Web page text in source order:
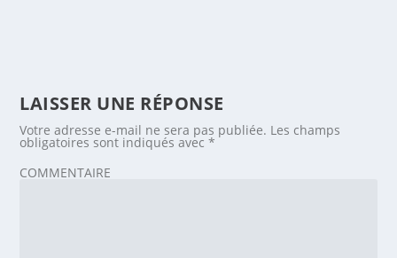
LAISSER UNE RÉPONSE
Votre adresse e-mail ne sera pas publiée. Les champs
obligatoires sont indiqués avec*
COMMENTAIRE